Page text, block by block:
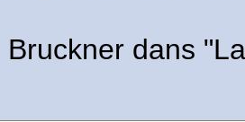
Bruckner dans